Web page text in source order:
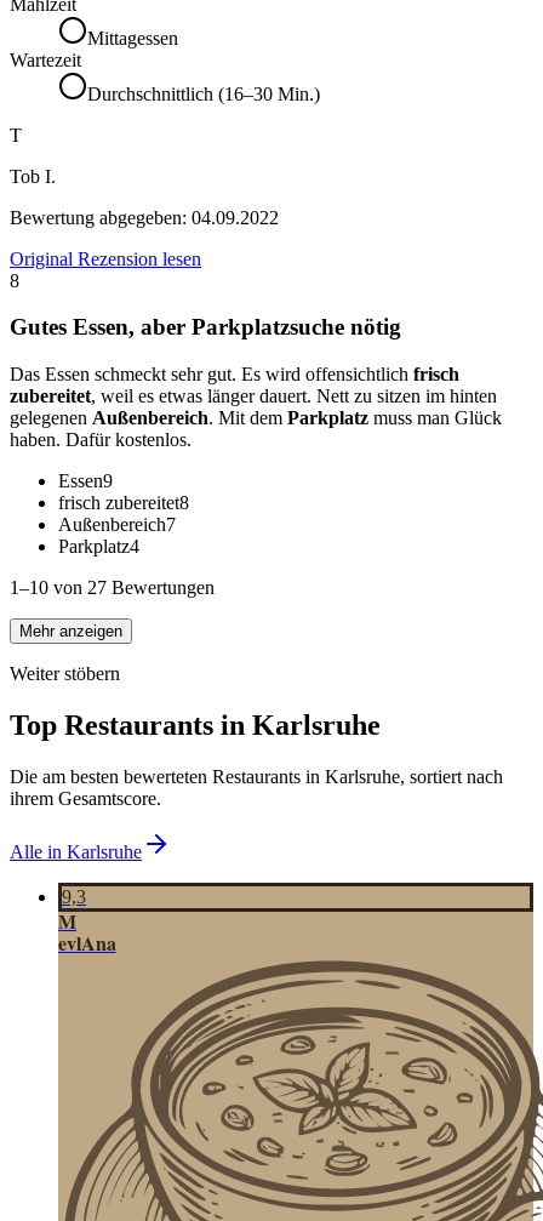
Mittagessen
Wartezeit
Durchschnittlich (16–30 Min.)
T
Tob I.
Bewertung abgegeben: 04.09.2022
Original Rezension lesen
8
Gutes Essen, aber Parkplatzsuche nötig
Das Essen schmeckt sehr gut. Es wird offensichtlich frisch
zubereitet, weil es etwas länger dauert. Nett zu sitzen im hinten
gelegenen Außenbereich. Mit dem Parkplatz muss man Glück
haben. Dafür kostenlos.
Essen9
frisch zubereitet8
Außenbereich7
Parkplatz4
1–10 von 27 Bewertungen
Mehr anzeigen
Weiter stöbern
Top Restaurants in Karlsruhe
Die am besten bewerteten Restaurants in Karlsruhe, sortiert nach
ihrem Gesamtscore.
Alle in Karlsruhe
9,3
M
evlAna